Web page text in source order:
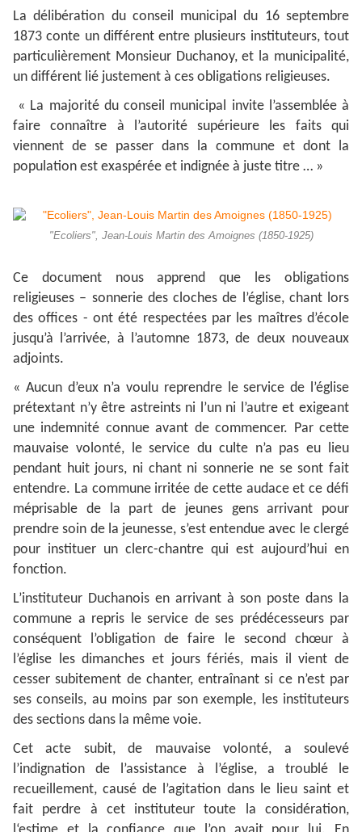
La délibération du conseil municipal du 16 septembre
1873 conte un différent entre plusieurs instituteurs, tout
particulièrement Monsieur Duchanoy, et la municipalité,
un différent lié justement à ces obligations religieuses.
« La majorité du conseil municipal invite l’assemblée à
faire connaître à l’autorité supérieure les faits qui
viennent de se passer dans la commune et dont la
population est exaspérée et indignée à juste titre … »
"Ecoliers", Jean-Louis Martin des Amoignes (1850-1925)
Ce document nous apprend que les obligations
religieuses – sonnerie des cloches de l’église, chant lors
des offices - ont été respectées par les maîtres d’école
jusqu’à l’arrivée, à l’automne 1873, de deux nouveaux
adjoints.
« Aucun d’eux n’a voulu reprendre le service de l’église
prétextant n’y être astreints ni l’un ni l’autre et exigeant
une indemnité connue avant de commencer. Par cette
mauvaise volonté, le service du culte n’a pas eu lieu
pendant huit jours, ni chant ni sonnerie ne se sont fait
entendre. La commune irritée de cette audace et ce défi
méprisable de la part de jeunes gens arrivant pour
prendre soin de la jeunesse, s’est entendue avec le clergé
pour instituer un clerc-chantre qui est aujourd’hui en
fonction.
L’instituteur Duchanois en arrivant à son poste dans la
commune a repris le service de ses prédécesseurs par
conséquent l’obligation de faire le second chœur à
l’église les dimanches et jours fériés, mais il vient de
cesser subitement de chanter, entraînant si ce n’est par
ses conseils, au moins par son exemple, les instituteurs
des sections dans la même voie.
Cet acte subit, de mauvaise volonté, a soulevé
l’indignation de l’assistance à l’église, a troublé le
recueillement, causé de l’agitation dans le lieu saint et
fait perdre à cet instituteur toute la considération,